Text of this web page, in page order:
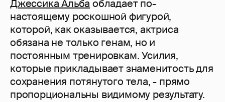
Джессика Альба обладает по-
настоящему роскошной фигурой,
которой, как оказывается, актриса
обязана не только генам, но и
постоянным тренировкам. Усилия,
которые прикладывает знаменитость для
сохранения потянутого тела, - прямо
пропорциональны видимому результату.